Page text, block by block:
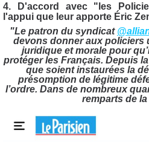
4. D'accord avec "les
l'appui que leur apporte Éric
"Le patron du syndicat
devons donner aux policiers
juridique et morale pour
protéger les Français. Depuis
que soient instaurées la
présomption de légitime
l’ordre. Dans de nombreux
remparts de